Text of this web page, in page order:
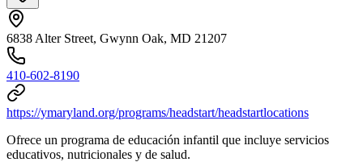
6838 Alter Street, Gwynn Oak, MD 21207
410-602-8190
https://ymaryland.org/programs/headstart/headstartlocations
Ofrece un programa de educación infantil que incluye servicios
educativos, nutricionales y de salud.